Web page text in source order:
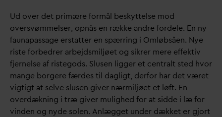
Ud over det primære formål beskyttelse mod
oversvømmelser, opnås en række andre fordele. En ny
faunapassage erstatter en spærring i Omløbsåen. Nye
riste forbedrer arbejdsmiljøet og sikrer mere effektiv
fjernelse af ristegods. Slusen ligger et centralt sted hvor
mange borgere færdes til dagligt, derfor har det været
vigtigt at selve slusen giver nærmiljøet et løft. En
overdækning i træ giver mulighed for at sidde i læ for
vinden og nyde solen. Anlægget under dækket er gjort